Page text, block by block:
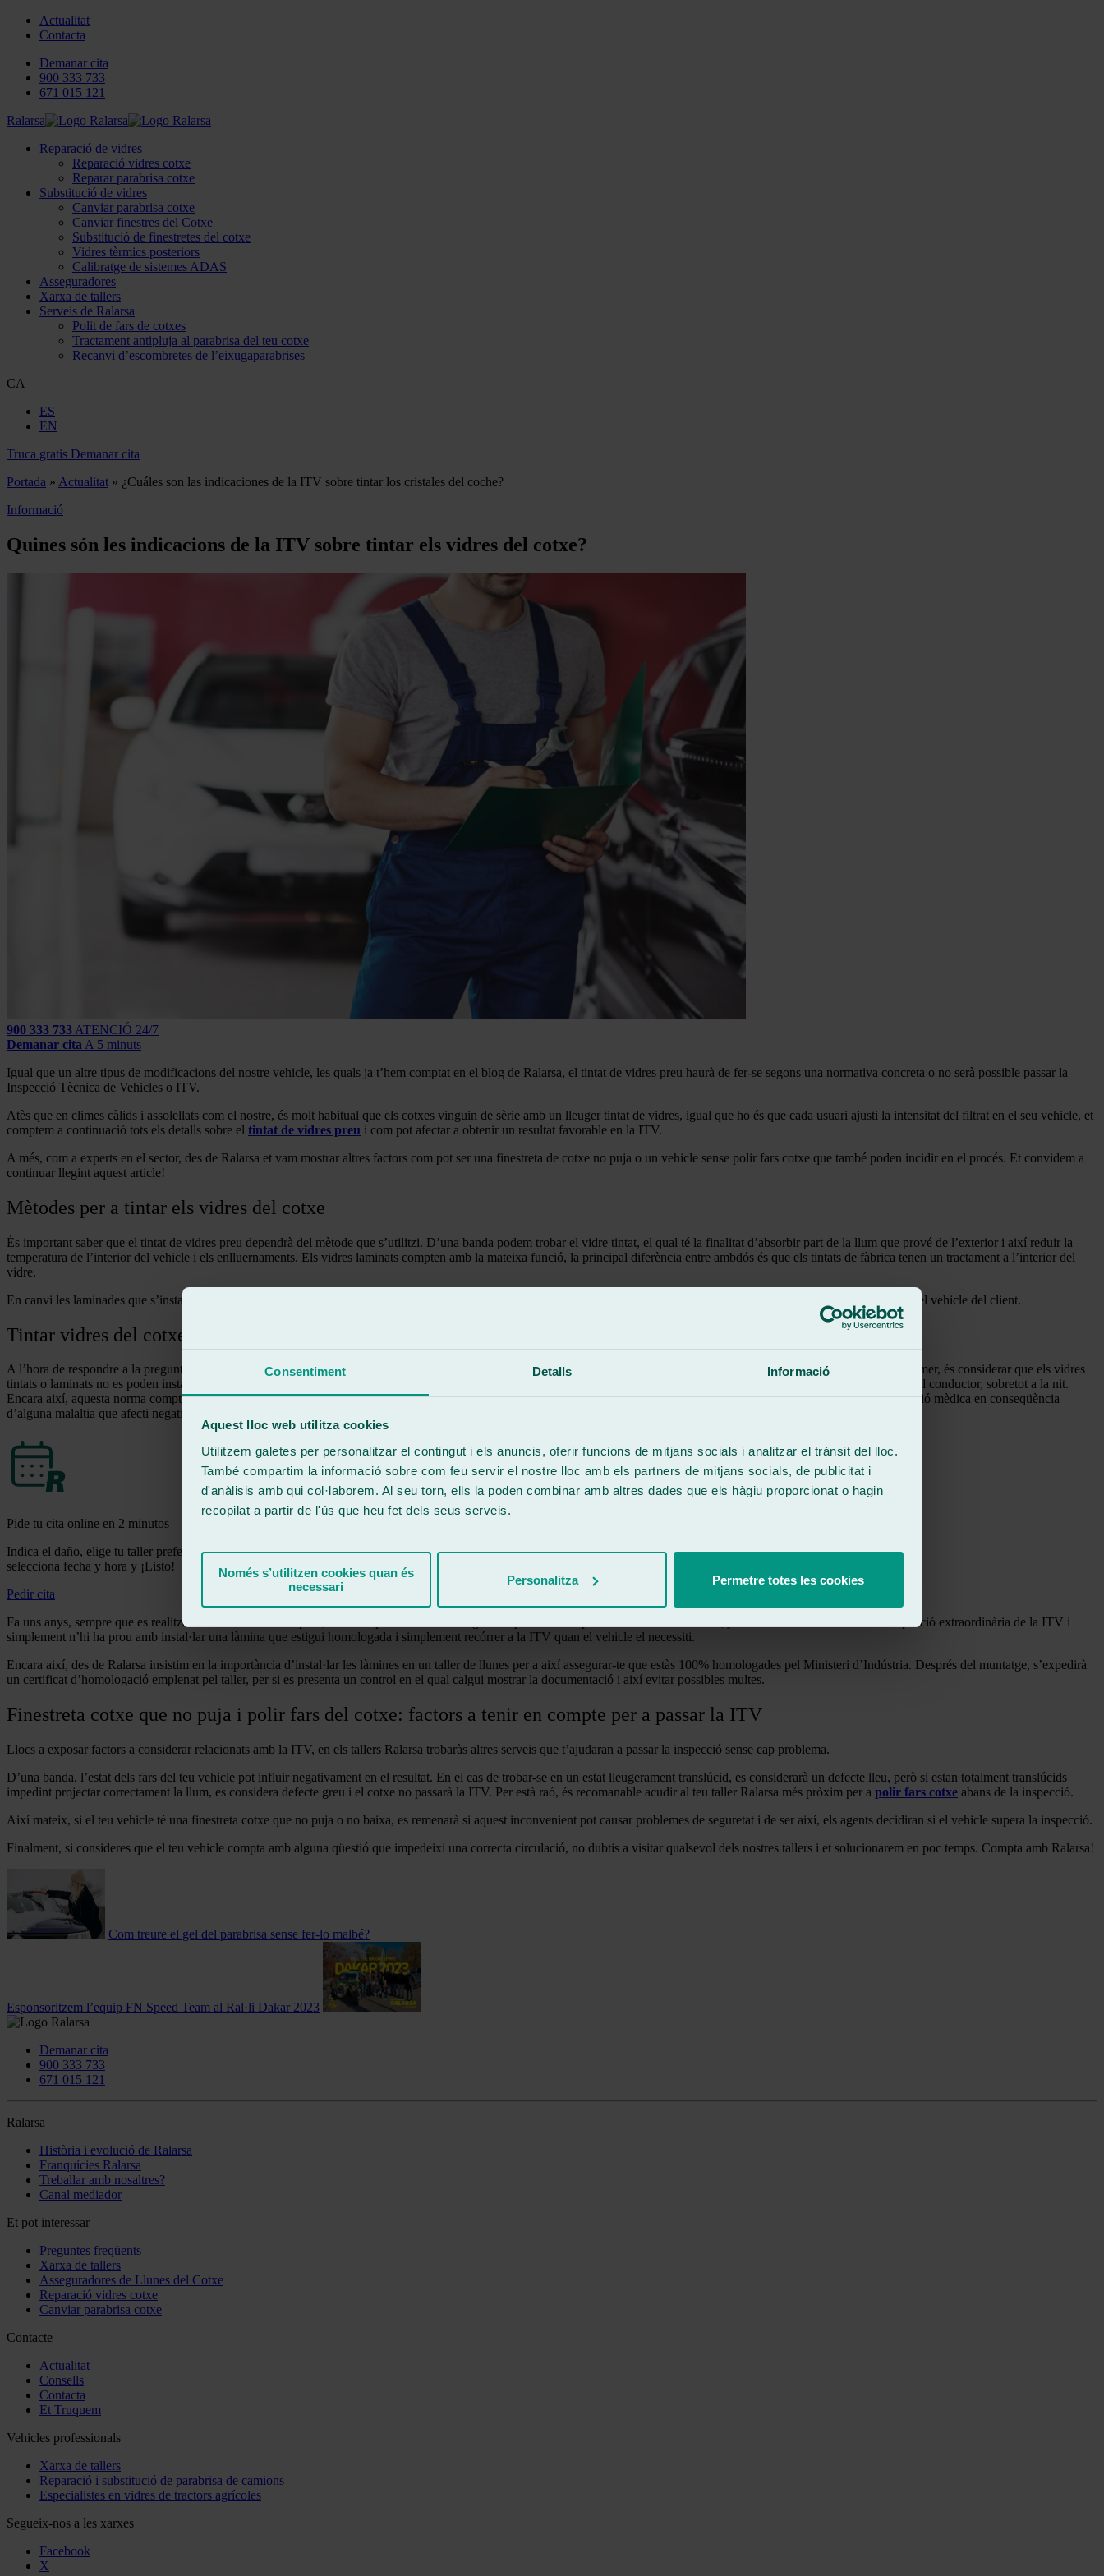
Consentiment Detalls Informació
Aquest lloc web utilitza cookies
Utilitzem galetes per personalitzar el contingut i els anuncis, oferir funcions de mitjans socials i analitzar el trànsit del lloc.
També compartim la informació sobre com feu servir el nostre lloc amb els partners de mitjans socials, de publicitat i
d'anàlisis amb qui col·laborem. Al seu torn, ells la poden combinar amb altres dades que els hàgiu proporcionat o hagin
recopilat a partir de l'ús que heu fet dels seus serveis.
Només s’utilitzen cookies quan és
necessari
Personalitza Permetre totes les cookies
Actualitat
Contacta
Demanar cita
900 333 733
671 015 121
Ralarsa
Reparació de vidres
Reparació vidres cotxe
Reparar parabrisa cotxe
Substitució de vidres
Canviar parabrisa cotxe
Canviar finestres del Cotxe
Substitució de finestretes del cotxe
Vidres tèrmics posteriors
Calibratge de sistemes ADAS
Asseguradores
Xarxa de tallers
Serveis de Ralarsa
Polit de fars de cotxes
Tractament antipluja al parabrisa del teu cotxe
Recanvi d’escombretes de l’eixugaparabrises
CA
ES
EN
Truca gratis Demanar cita
Portada » Actualitat » ¿Cuáles son las indicaciones de la ITV sobre tintar los cristales del coche?
Informació
Quines són les indicacions de la ITV sobre tintar els vidres del cotxe?
900 333 733 ATENCIÓ 24/7
Demanar cita A 5 minuts
Igual que un altre tipus de modificacions del nostre vehicle, les quals ja t’hem comptat en el blog de Ralarsa, el tintat de vidres preu haurà de fer-se segons una normativa concreta o no serà possible passar la
Inspecció Tècnica de Vehicles o ITV.
Atès que en climes càlids i assolellats com el nostre, és molt habitual que els cotxes vinguin de sèrie amb un lleuger tintat de vidres, igual que ho és que cada usuari ajusti la intensitat del filtrat en el seu vehicle, et
comptem a continuació tots els detalls sobre el tintat de vidres preu i com pot afectar a obtenir un resultat favorable en la ITV.
A més, com a experts en el sector, des de Ralarsa et vam mostrar altres factors com pot ser una finestreta de cotxe no puja o un vehicle sense polir fars cotxe que també poden incidir en el procés. Et convidem a
continuar llegint aquest article!
Mètodes per a tintar els vidres del cotxe
És important saber que el tintat de vidres preu dependrà del mètode que s’utilitzi. D’una banda podem trobar el vidre tintat, el qual té la finalitat d’absorbir part de la llum que prové de l’exterior i així reduir la
temperatura de l’interior del vehicle i els enlluernaments. Els vidres laminats compten amb la mateixa funció, la principal diferència entre ambdós és que els tintats de fàbrica tenen un tractament a l’interior del
vidre.
En canvi les laminades que s’instal·len en els tallers Ralarsa, són vidres convencionals als quals afegim una fina làmina de foscor totalment variable en funció de les necessitats del vehicle del client.
Tintar vidres del cotxe i obtenir un resultat favorable a la ITV
A l’hora de respondre a la pregunta de si és possible passar la Inspecció Tècnica de Vehicles després de tintar vidres cotxe, serà necessari tenir en compte diversos matisos. El primer, és considerar que els vidres
tintats o laminats no es poden instal·lar en les posicions davanteres, tant en el vidre frontal com en les finestretes laterals, pel fet que això podria influir negativament en la visió del conductor, sobretot a la nit.
Encara així, aquesta norma compta amb algunes excepcions, com és el cas dels vehicles oficials i dels cossos de seguretat, vehicles de persones en risc d’amenaça o per prescripció mèdica en conseqüència
d’alguna malaltia que afecti negativament l’exposició als raigs del sol.
Pide tu cita online en 2 minutos
Indica el daño, elige tu taller preferido
selecciona fecha y hora y ¡Listo!
Pedir cita
Fa uns anys, sempre que es realitzava un tintat de vidres preu, havia de passar una homologació específica. Després de la reforma de la llei, ja no és necessari realitzar una inspecció extraordinària de la ITV i
simplement n’hi ha prou amb instal·lar una làmina que estigui homologada i simplement recórrer a la ITV quan el vehicle el necessiti.
Encara així, des de Ralarsa insistim en la importància d’instal·lar les làmines en un taller de llunes per a així assegurar-te que estàs 100% homologades pel Ministeri d’Indústria. Després del muntatge, s’expedirà
un certificat d’homologació emplenat pel taller, per si es presenta un control en el qual calgui mostrar la documentació i així evitar possibles multes.
Finestreta cotxe que no puja i polir fars del cotxe: factors a tenir en compte per a passar la ITV
Llocs a exposar factors a considerar relacionats amb la ITV, en els tallers Ralarsa trobaràs altres serveis que t’ajudaran a passar la inspecció sense cap problema.
D’una banda, l’estat dels fars del teu vehicle pot influir negativament en el resultat. En el cas de trobar-se en un estat lleugerament translúcid, es considerarà un defecte lleu, però si estan totalment translúcids
impedint projectar correctament la llum, es considera defecte greu i el cotxe no passarà la ITV. Per està raó, és recomanable acudir al teu taller Ralarsa més pròxim per a polir fars cotxe abans de la inspecció.
Així mateix, si el teu vehicle té una finestreta cotxe que no puja o no baixa, es remenarà si aquest inconvenient pot causar problemes de seguretat i de ser així, els agents decidiran si el vehicle supera la inspecció.
Finalment, si consideres que el teu vehicle compta amb alguna qüestió que impedeixi una correcta circulació, no dubtis a visitar qualsevol dels nostres tallers i et solucionarem en poc temps. Compta amb Ralarsa!
Com treure el gel del parabrisa sense fer-lo malbé?
Esponsoritzem l’equip FN Speed ​​Team al Ral·li Dakar 2023
Demanar cita
900 333 733
671 015 121
Ralarsa
Història i evolució de Ralarsa
Franquícies Ralarsa
Treballar amb nosaltres?
Canal mediador
Et pot interessar
Preguntes freqüents
Xarxa de tallers
Asseguradores de Llunes del Cotxe
Reparació vidres cotxe
Canviar parabrisa cotxe
Contacte
Actualitat
Consells
Contacta
Et Truquem
Vehicles professionals
Xarxa de tallers
Reparació i substitució de parabrisa de camions
Especialistes en vidres de tractors agrícoles
Segueix-nos a les xarxes
Facebook
X